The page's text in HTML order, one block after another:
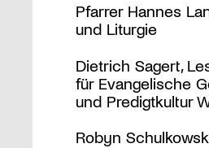
Pfarrer Hannes
und Liturgie
Dietrich Sagert,
für Evangelische
und Predigtkultur
Robyn